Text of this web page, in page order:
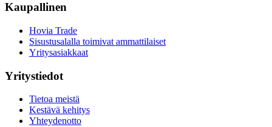
Kaupallinen
Hovia Trade
Sisustusalalla toimivat ammattilaiset
Yritysasiakkaat
Yritystiedot
Tietoa meistä
Kestävä kehitys
Yhteydenotto